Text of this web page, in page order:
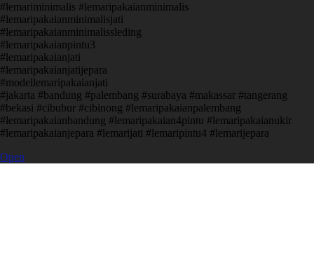
#lemariminimalis #lemaripakaianminimalis
#lemaripakaianminimalisjati
#lemaripakaianminimalissleding
#lemaripakaianpintu3
#lemaripakaianjati
#lemaripakaianjatijepara
#modellemaripakaianjati
#jakarta #bandung #palembang #surabaya #makassar #tangerang
#bekasi #cibubur #cibinong #lemaripakaianpalembang
#lemaripakaianbandung #lemaripakaian4pintu #lemaripakaianukir
#lemaripakaianjepara #lemarijati #lemaripintu4 #lemarijepara
Open